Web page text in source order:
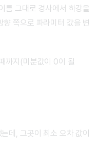
름 그대로 경사에서 하강을
쪽으로 파라미터 값을 변
까지(미분값이 0이 될
데, 그곳이 최소 오차 값이